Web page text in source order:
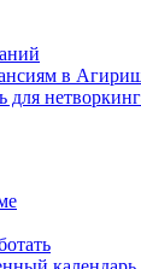
в
для